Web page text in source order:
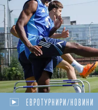
ЕВРОТУРНИРИ/НОВИНИ